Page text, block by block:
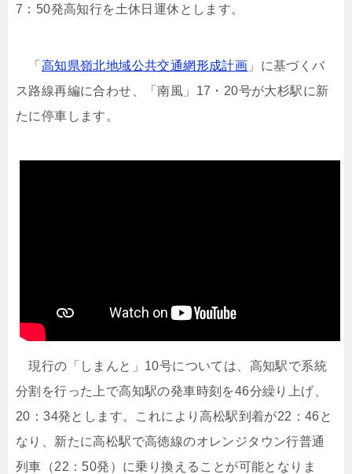
7：50発高知行を土休日運休とします。
「 高知県嶺北地域公共交通網形成計画 」に基づくバ
ス路線再編に合わせ、「南風」17・20号が大杉駅に新
たに停車します。
現行の「しまんと」10号については、高知駅で系統
分割を行った上で高知駅の発車時刻を46分繰り上げ、
20：34発とします。これにより高松駅到着が22：46と
なり、新たに高松駅で高徳線のオレンジタウン行普通
列車（22：50発）に乗り換えることが可能となりま